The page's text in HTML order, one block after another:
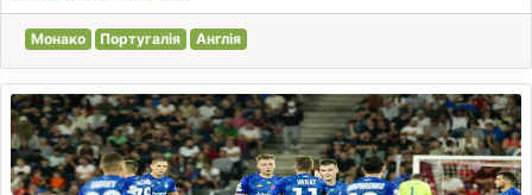
Монако Португалія Англія